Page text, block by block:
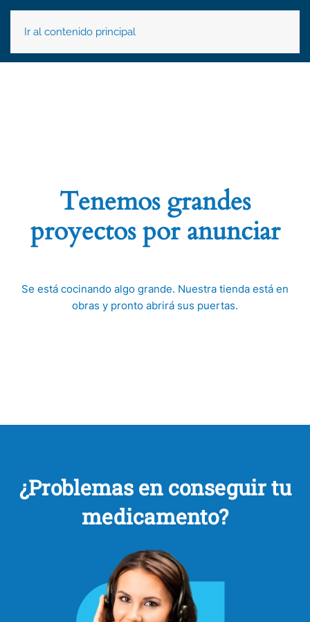
Ir al contenido principal
Tenemos grandes
proyectos por anunciar
Se está cocinando algo grande. Nuestra tienda está en
obras y pronto abrirá sus puertas.
¿Problemas en conseguir tu
medicamento?